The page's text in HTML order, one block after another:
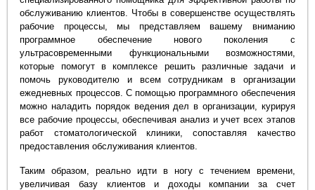
обслуживанию клиентов. Чтобы в совершенстве осуществлять
рабочие процессы, мы представляем вашему вниманию
программное обеспечение нового поколения с
ультрасовременными функциональными возможностями,
которые помогут в комплексе решить различные задачи и
помочь руководителю и всем сотрудникам в организации
ежедневных процессов. С помощью программного обеспечения
можно наладить порядок ведения дел в организации, курируя
все рабочие процессы, обеспечивая анализ и учет всех этапов
работ стоматологической клиники, сопоставляя качество
предоставления обслуживания клиентов.
Таким образом, реально идти в ногу с течением времени,
увеличивая базу клиентов и доходы компании за счет